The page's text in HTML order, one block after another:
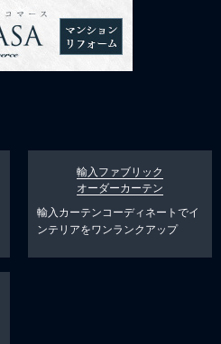
輸入ファブリック
オーダーカーテン
輸入カーテンコーディネートでイ
ンテリアをワンランクアップ